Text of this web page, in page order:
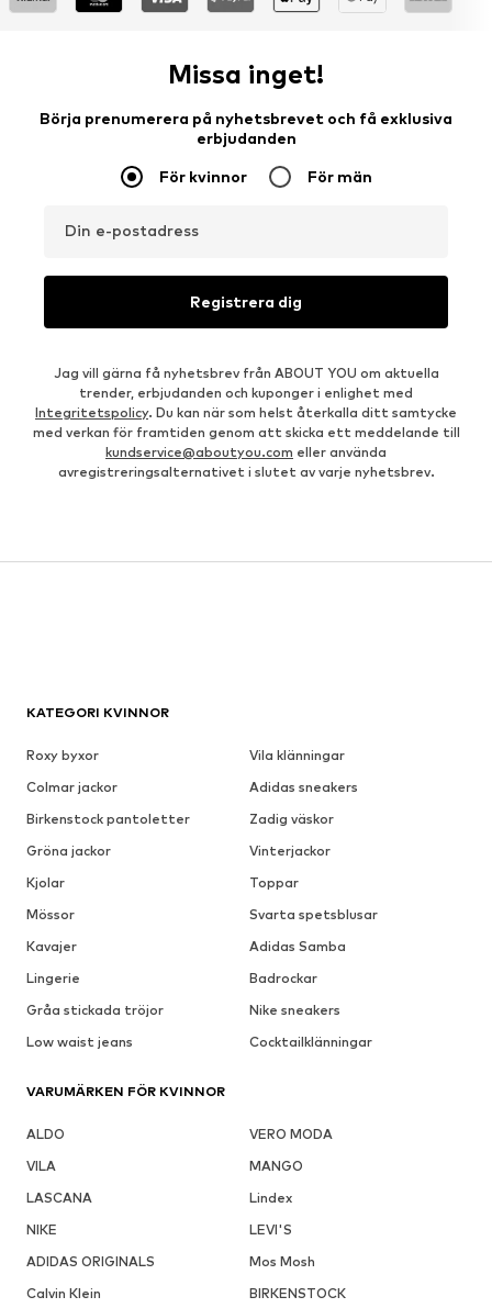
Missa inget!
Börja prenumerera på nyhetsbrevet och få exklusiva
erbjudanden
För kvinnor För män
Din e-postadress
Registrera dig
Jag vill gärna få nyhetsbrev från ABOUT YOU om aktuella
trender, erbjudanden och kuponger i enlighet med
Integritetspolicy. Du kan när som helst återkalla ditt samtycke
med verkan för framtiden genom att skicka ett meddelande till
kundservice@aboutyou.com eller använda
avregistreringsalternativet i slutet av varje nyhetsbrev.
KATEGORI KVINNOR
Roxy byxor
Vila klänningar
Colmar jackor
Adidas sneakers
Birkenstock pantoletter
Zadig väskor
Gröna jackor
Vinterjackor
Kjolar
Toppar
Mössor
Svarta spetsblusar
Kavajer
Adidas Samba
Lingerie
Badrockar
Gråa stickada tröjor
Nike sneakers
Low waist jeans
Cocktailklänningar
VARUMÄRKEN FÖR KVINNOR
ALDO
VERO MODA
VILA
MANGO
LASCANA
Lindex
NIKE
LEVI'S
ADIDAS ORIGINALS
Mos Mosh
Calvin Klein
BIRKENSTOCK